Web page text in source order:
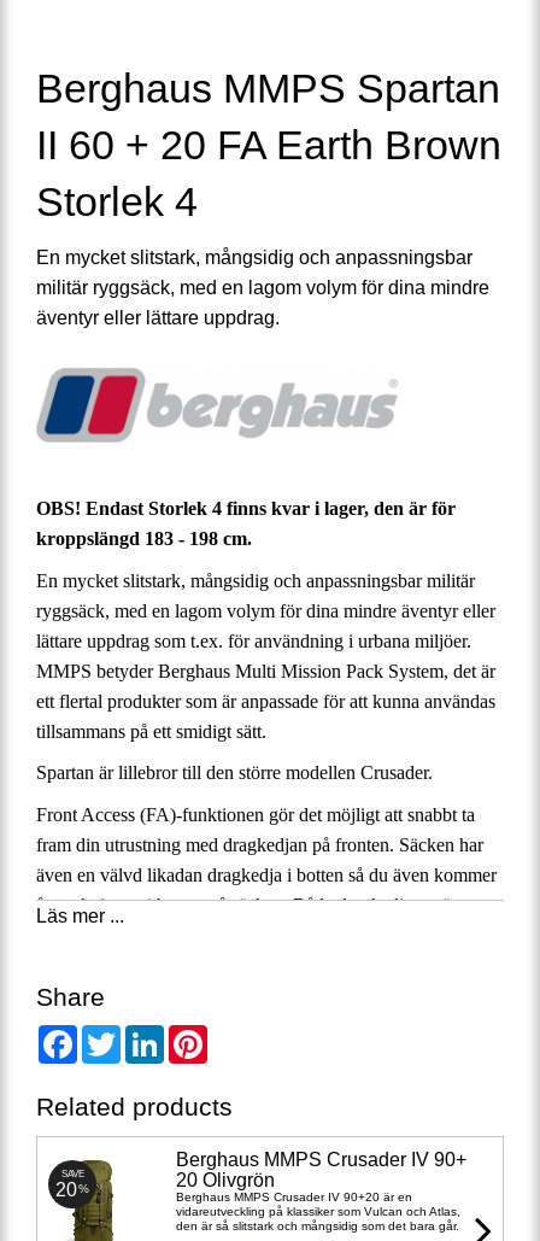
Berghaus MMPS Spartan
II 60 + 20 FA Earth Brown
Storlek 4
En mycket slitstark, mångsidig och anpassningsbar
militär ryggsäck, med en lagom volym för dina mindre
äventyr eller lättare uppdrag.
OBS! Endast Storlek 4 finns kvar i lager, den är för
kroppslängd 183 - 198 cm.
En mycket slitstark, mångsidig och anpassningsbar militär
ryggsäck, med en lagom volym för dina mindre äventyr eller
lättare uppdrag som t.ex. för användning i urbana miljöer.
MMPS betyder Berghaus Multi Mission Pack System, det är
ett flertal produkter som är anpassade för att kunna användas
tillsammans på ett smidigt sätt.
Spartan är lillebror till den större modellen Crusader.
Front Access (FA)-funktionen gör det möjligt att snabbt ta
fram din utrustning med dragkedjan på fronten. Säcken har
även en välvd likadan dragkedja i botten så du även kommer
åt packningen i botten på säcken. Båda dragkedjorna är
Säcken har en stor lockficka som även har en invändig
mindre ficka. Locket kan tas av vid behov. Under locket
finns en extra rem som håller fast din utrustning som du vill
ha snabbt åtkomlig under locket, som exempelvis ditt
Säcken har två stora ytterfickor försedda med skidkanaler.
Fickorna kan tas av och kopplas ihop till en patrullsäck på 20
Liter (sidofickorna med bärremmar ingår i säcken).
Läs mer ...
Share
Facebook
TwitterLinkedIn
Related products
Berghaus MMPS Crusader IV 90+
20 Olivgrön
Berghaus MMPS Crusader IV 90+20 är en
vidareutveckling på klassiker som Vulcan och Atlas,
den är så slitstark och mångsidig som det bara går.
SAVE
20%